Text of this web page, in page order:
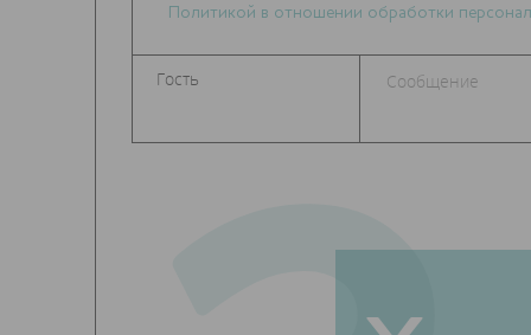
Политикой в отношении обработки